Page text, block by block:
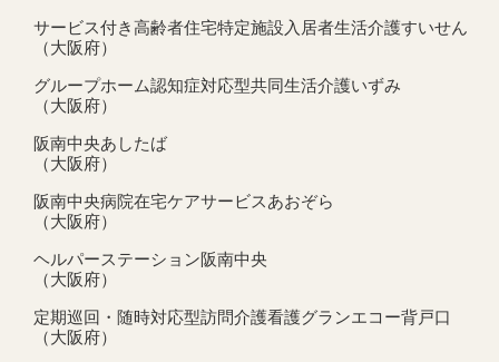
サービス付き高齢者住宅特定施設入居者生活介護すいせん
（大阪府）
グループホーム認知症対応型共同生活介護いずみ
（大阪府）
阪南中央あしたば
（大阪府）
阪南中央病院在宅ケアサービスあおぞら
（大阪府）
ヘルパーステーション阪南中央
（大阪府）
定期巡回・随時対応型訪問介護看護グランエコー背戸口
（大阪府）